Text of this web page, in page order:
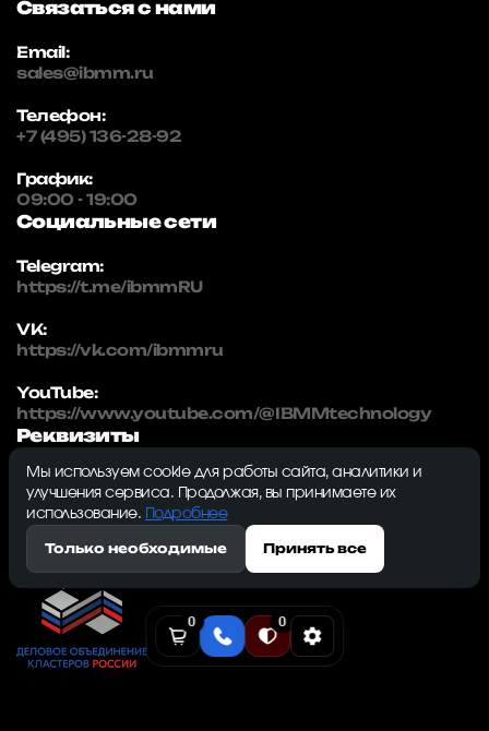
0 0
Связаться с нами
Email:
sales@ibmm.ru
Телефон:
+7 (495) 136-28-92
График:
09:00 - 19:00
Социальные сети
Telegram:
https://t.me/ibmmRU
VK:
https://vk.com/ibmmru
YouTube:
https://www.youtube.com/@IBMMtechnology
Реквизиты
IBMM | technology
ИНН: 5032334982
ОГРН: 1215000115230
143009, Московская область, г. Одинцово, ул.
Мы используем cookie для работы сайта, аналитики и
улучшения сервиса. Продолжая, вы принимаете их
использование.
Подробнее
Только необходимые Принять все